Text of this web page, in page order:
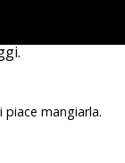
mangiarla.